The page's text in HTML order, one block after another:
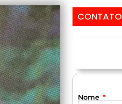
CONTATO
Nome